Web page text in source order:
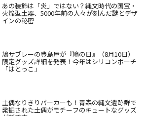
あの装飾は「炎」ではない？縄文時代の国宝・
火焔型土器、5000年前の人々が刻んだ謎とデザ
インの秘密
鳩サブレーの豊島屋が『鳩の日』（8月10日）
限定グッズ詳細を発表！今年はシリコンポーチ
「はとっこ」
土偶なりきりパーカーも！青森の縄文遺跡群で
発掘された土偶がモチーフのキュートなグッズ